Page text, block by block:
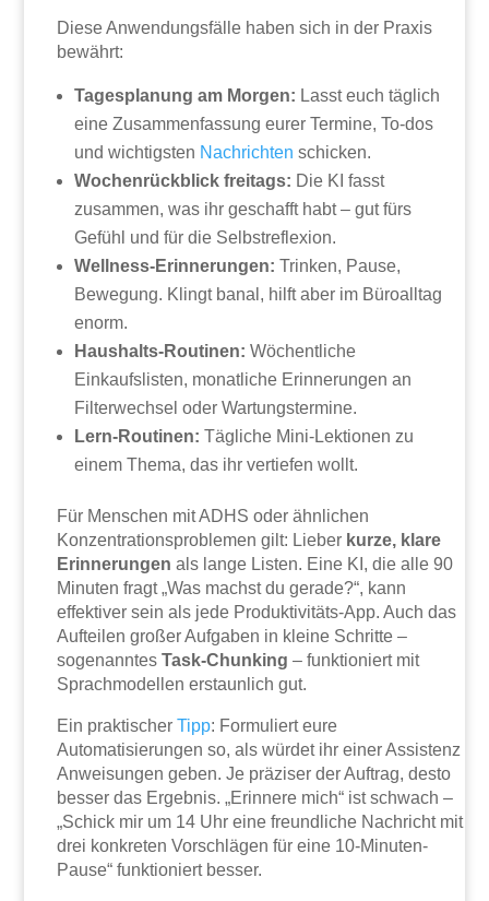
Diese Anwendungsfälle haben sich in der Praxis
bewährt:
Tagesplanung am Morgen: Lasst euch täglich
eine Zusammenfassung eurer Termine, To-dos
und wichtigsten Nachrichten schicken.
Wochenrückblick freitags: Die KI fasst
zusammen, was ihr geschafft habt – gut fürs
Gefühl und für die Selbstreflexion.
Wellness-Erinnerungen: Trinken, Pause,
Bewegung. Klingt banal, hilft aber im Büroalltag
enorm.
Haushalts-Routinen: Wöchentliche
Einkaufslisten, monatliche Erinnerungen an
Filterwechsel oder Wartungstermine.
Lern-Routinen: Tägliche Mini-Lektionen zu
einem Thema, das ihr vertiefen wollt.
Für Menschen mit ADHS oder ähnlichen
Konzentrationsproblemen gilt: Lieber kurze, klare
Erinnerungen als lange Listen. Eine KI, die alle 90
Minuten fragt „Was machst du gerade?“, kann
effektiver sein als jede Produktivitäts-App. Auch das
Aufteilen großer Aufgaben in kleine Schritte –
sogenanntesTask-Chunking – funktioniert mit
Sprachmodellen erstaunlich gut.
Ein praktischerTipp: Formuliert eure
Automatisierungen so, als würdet ihr einer Assistenz
Anweisungen geben. Je präziser der Auftrag, desto
besser das Ergebnis. „Erinnere mich“ ist schwach –
„Schick mir um 14 Uhr eine freundliche Nachricht mit
drei konkreten Vorschlägen für eine 10-Minuten-
Pause“ funktioniert besser.